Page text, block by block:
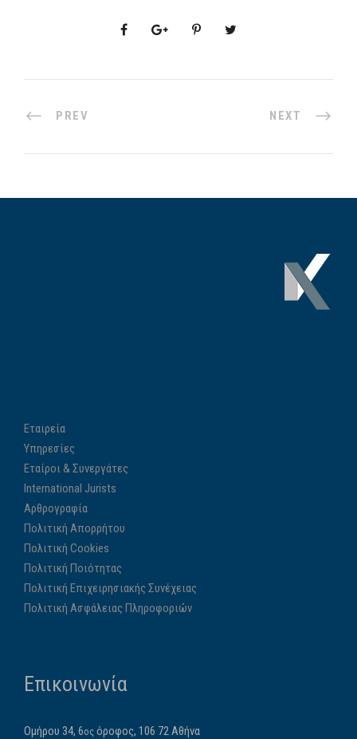
PREV NEXT
Εταιρεία
Υπηρεσίες
Εταίροι & Συνεργάτες
International Jurists
Αρθρογραφία
Πολιτική Απορρήτου
Πολιτική Cookies
Πολιτική Ποιότητας
Πολιτική Επιχειρησιακής Συνέχειας
Πολιτική Ασφάλειας Πληροφοριών
Επικοινωνία
Ομήρου 34, 6ος όροφος, 106 72 Αθήνα